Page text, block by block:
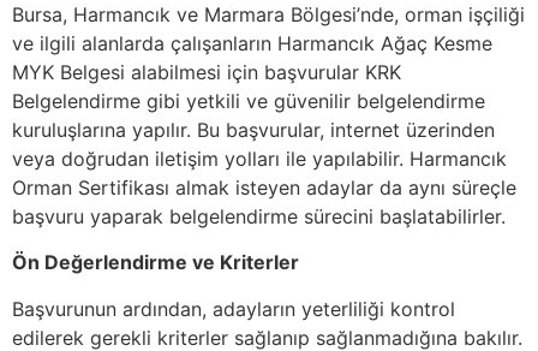
Bursa, Harmancık ve Marmara Bölgesi’nde, orman işçiliği
ve ilgili alanlarda çalışanların Harmancık Ağaç Kesme
MYK Belgesi alabilmesi için başvurular KRK
Belgelendirme gibi yetkili ve güvenilir belgelendirme
kuruluşlarına yapılır. Bu başvurular, internet üzerinden
veya doğrudan iletişim yolları ile yapılabilir. Harmancık
Orman Sertifikası almak isteyen adaylar da aynı süreçle
başvuru yaparak belgelendirme sürecini başlatabilirler.
Ön Değerlendirme ve Kriterler
Başvurunun ardından, adayların yeterliliği kontrol
edilerek gerekli kriterler sağlanıp sağlanmadığına bakılır.